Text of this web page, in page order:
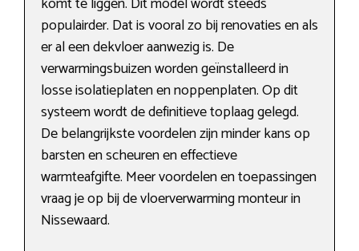
populairder. Dat is vooral zo bij renovaties en als
er al een dekvloer aanwezig is. De
verwarmingsbuizen worden geïnstalleerd in
losse isolatieplaten en noppenplaten. Op dit
systeem wordt de definitieve toplaag gelegd.
De belangrijkste voordelen zijn minder kans op
barsten en scheuren en effectieve
warmteafgifte. Meer voordelen en toepassingen
vraag je op bij de vloerverwarming monteur in
Nissewaard.